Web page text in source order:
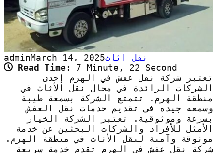
adminMarch 14, 2025نقل اثاث
Read Time:
7 Minute, 22 Second
تعتبر شركة نقل عفش في الهرم إحدى
الشركات الرائدة في مجال نقل الأثاث في
منطقة الهرم. تتمتع الشركة بسمعة طيبة
وسمعة جيدة في تقديم خدمات نقل العفش
بسرعة وموثوقية. تعتبر الشركة الخيار
الأمثل للأفراد والشركات البحثين عن خدمة
موثوقة وآمنة لنقل الأثاث في منطقة الهرم.
شركة نقل عفش في الهرم تقدم خدمة سريعة